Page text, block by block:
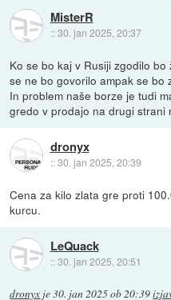
MisterR
::30. jan 2025, 20:37
Ko se bo kaj v Rusiji zgodilo
se ne bo govorilo ampak se bo
In problem naše borze je tudi
gredo v prodajo na drugi strani
dronyx
::30. jan 2025, 20:39
Cena za kilo zlata gre proti
kurcu.
LeQuack
::30. jan 2025, 20:51
dronyx je30. jan 2025 ob 20:39